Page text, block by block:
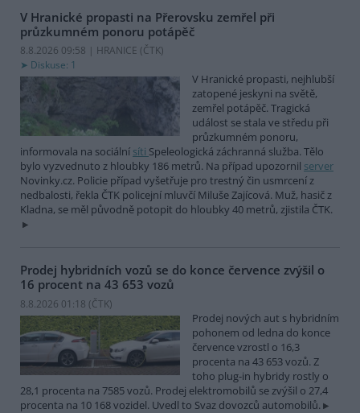
V Hranické propasti na Přerovsku zemřel při
průzkumném ponoru potápěč
8.8.2026 09:58 | HRANICE (ČTK)
Diskuse: 1
V Hranické propasti, nejhlubší
zatopené jeskyni na světě,
zemřel potápěč. Tragická
událost se stala ve středu při
průzkumném ponoru,
informovala na sociální síti Speleologická záchranná služba. Tělo
bylo vyzvednuto z hloubky 186 metrů. Na případ upozornil server
Novinky.cz. Policie případ vyšetřuje pro trestný čin usmrcení z
nedbalosti, řekla ČTK policejní mluvčí Miluše Zajícová. Muž, hasič z
Kladna, se měl původně potopit do hloubky 40 metrů, zjistila ČTK.
Prodej hybridních vozů se do konce července zvýšil o
16 procent na 43 653 vozů
8.8.2026 01:18 (ČTK)
Prodej nových aut s hybridním
pohonem od ledna do konce
července vzrostl o 16,3
procenta na 43 653 vozů. Z
toho plug-in hybridy rostly o
28,1 procenta na 7585 vozů. Prodej elektromobilů se zvýšil o 27,4
procenta na 10 168 vozidel. Uvedl to Svaz dovozců automobilů.